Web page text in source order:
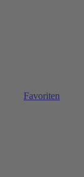
Favoriten